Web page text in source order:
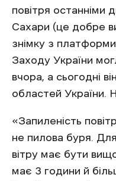
повітря останніми
Сахари (це добре
знімку з
Заходу України
вчора, а сьогодні
областей України.
«Запиленість
не пилова буря.
вітру має бути
має 3 години й